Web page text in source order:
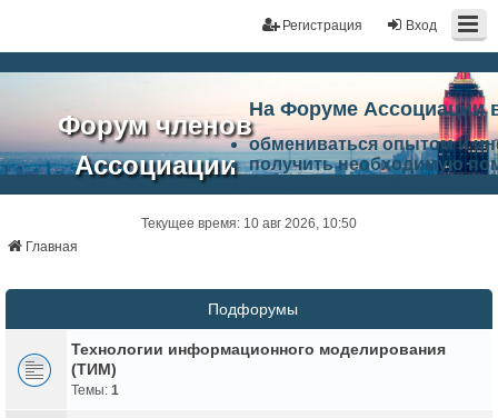
Вход
Регистрация
Форум членов
Ассоциации
"Проектный
портал"
На Форуме Ассоциации
обмениваться опытом и
получить необходимую
Ассоциации по проблемам
Ассоциации и успехам в
Ассоциации.
Текущее время: 10 авг 2026, 10:50
Главная
Подфорумы
Технологии информационного моделирования
(ТИМ)
Темы: 1